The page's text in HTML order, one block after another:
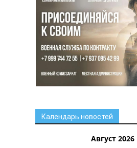
Календарь новостей
Август 2026